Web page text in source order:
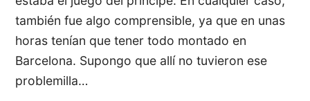
también fue algo comprensible, ya que en unas
horas tenían que tener todo montado en
Barcelona. Supongo que allí no tuvieron ese
problemilla…